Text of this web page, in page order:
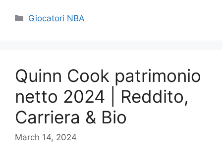
Categories
Giocatori NBA
Quinn Cook patrimonio
netto 2024 | Reddito,
Carriera & Bio
March 14, 2024